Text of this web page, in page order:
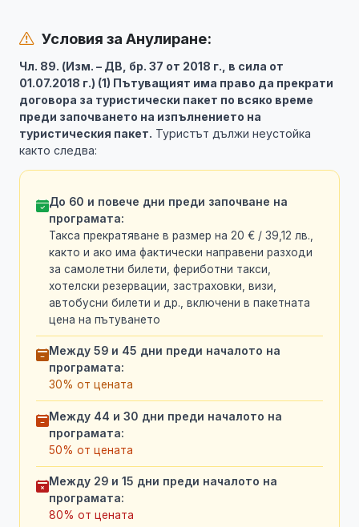
Условия за Анулиране:
Чл. 89. (Изм. – ДВ, бр. 37 от 2018 г., в сила от
01.07.2018 г.) (1) Пътуващият има право да прекрати
договора за туристически пакет по всяко време
преди започването на изпълнението на
туристическия пакет. Туристът дължи неустойка
както следва:
До 60 и повече дни преди започване на
програмата:
Такса прекратяване в размер на 20 € / 39,12 лв.,
както и ако има фактически направени разходи
за самолетни билети, фериботни такси,
хотелски резервации, застраховки, визи,
автобусни билети и др., включени в пакетната
цена на пътуването
Между 59 и 45 дни преди началото на
програмата:
30% от цената
Между 44 и 30 дни преди началото на
програмата:
50% от цената
Между 29 и 15 дни преди началото на
програмата:
80% от цената